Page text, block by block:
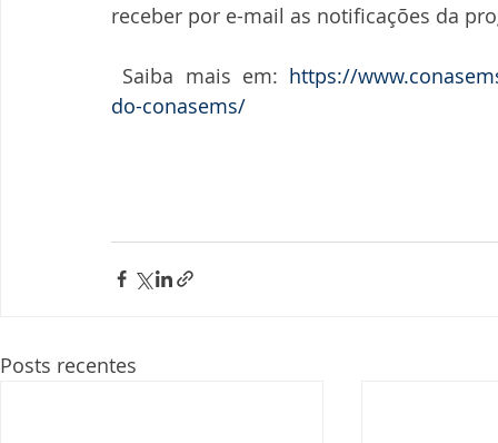
receber por e-mail as notificações da
Saiba mais em: https://
do-conasems/
Posts recentes